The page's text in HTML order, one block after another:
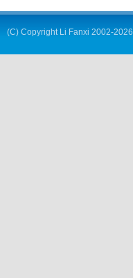
(C) Copyright Li Fanxi 2002-2026